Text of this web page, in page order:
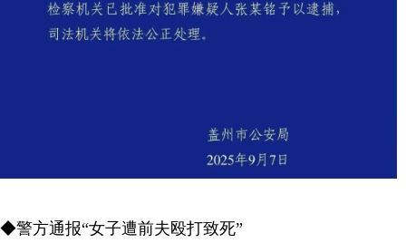
◆警方通报“女子遭前夫殴打致死”